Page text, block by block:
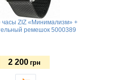
часы ZIZ «Минимализм» +
ремешок 5000389
2 200 грн